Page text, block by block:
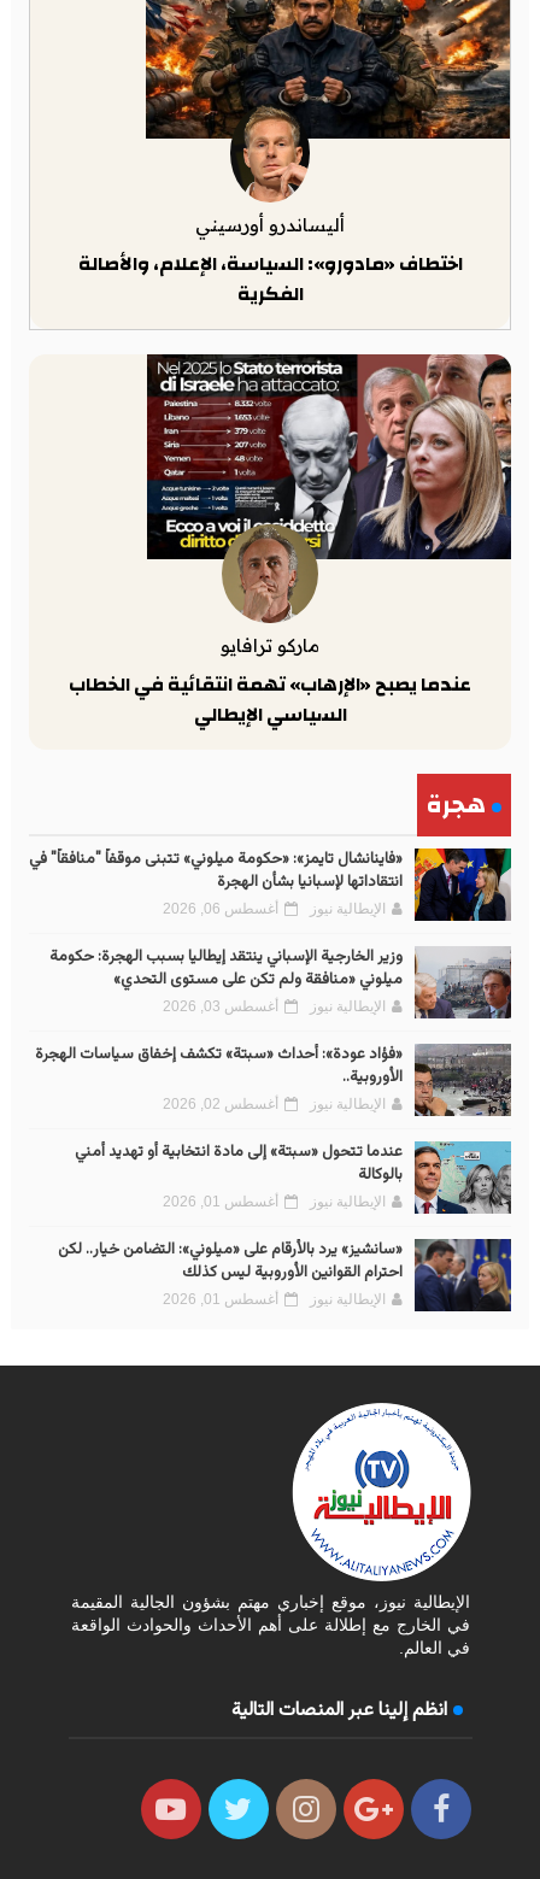
أليساندرو أورسيني
اختطاف «مادورو»: السياسة، الإعلام، والأصالة
الفكرية
ماركو ترافايو
عندما يصبح «الإرهاب» تهمة انتقائية في الخطاب
السياسي الإيطالي
هجرة
«فاينانشال تايمز»: «حكومة ميلوني» تتبنى موقفاً "منافقاً" في
انتقاداتها لإسبانيا بشأن الهجرة
الإيطالية نيوز أغسطس 06, 2026
وزير الخارجية الإسباني ينتقد إيطاليا بسبب الهجرة: حكومة
ميلوني «منافقة ولم تكن على مستوى التحدي»
الإيطالية نيوز أغسطس 03, 2026
«فؤاد عودة»: أحداث «سبتة» تكشف إخفاق سياسات الهجرة
الأوروبية..
الإيطالية نيوز أغسطس 02, 2026
عندما تتحول «سبتة» إلى مادة انتخابية أو تهديد أمني
بالوكالة
الإيطالية نيوز أغسطس 01, 2026
«سانشيز» يرد بالأرقام على «ميلوني»: التضامن خيار.. لكن
احترام القوانين الأوروبية ليس كذلك
الإيطالية نيوز أغسطس 01, 2026
الإيطالية نيوز، موقع إخباري مهتم بشؤون الجالية المقيمة
في الخارج مع إطلالة على أهم الأحداث والحوادث الواقعة
في العالم.
انظم إلينا عبر المنصات التالية